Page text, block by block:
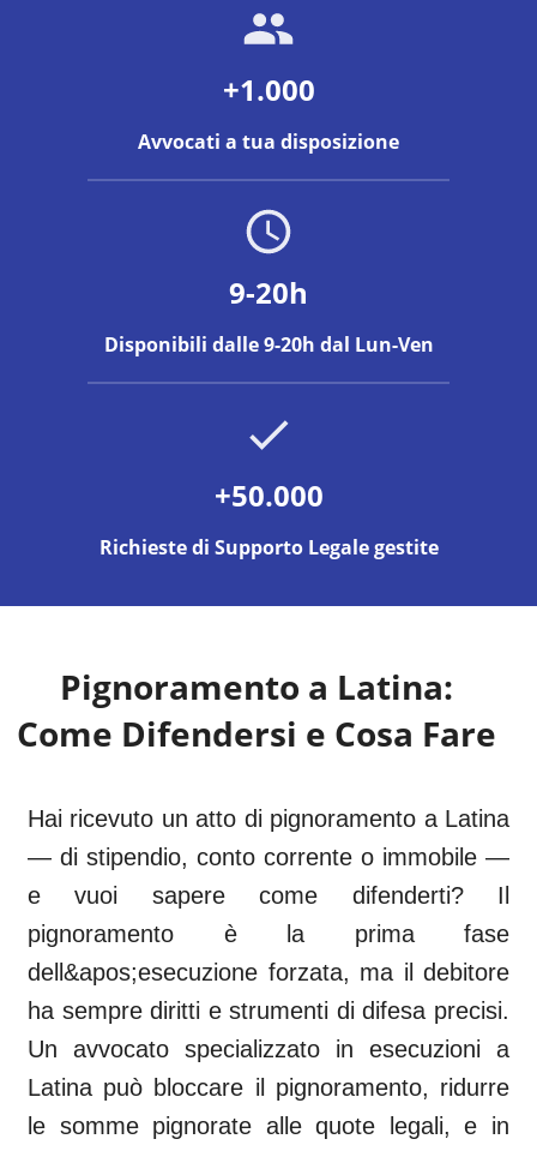
+1.000
Avvocati a tua disposizione
9-20h
Disponibili dalle 9-20h dal Lun-Ven
+50.000
Richieste di Supporto Legale gestite
Pignoramento a Latina:
Come Difendersi e Cosa Fare
Hai ricevuto un atto di pignoramento a Latina
— di stipendio, conto corrente o immobile —
e vuoi sapere come difenderti? Il
pignoramento è la prima fase
dell&apos;esecuzione forzata, ma il debitore
ha sempre diritti e strumenti di difesa precisi.
Un avvocato specializzato in esecuzioni a
Latina può bloccare il pignoramento, ridurre
le somme pignorate alle quote legali, e in